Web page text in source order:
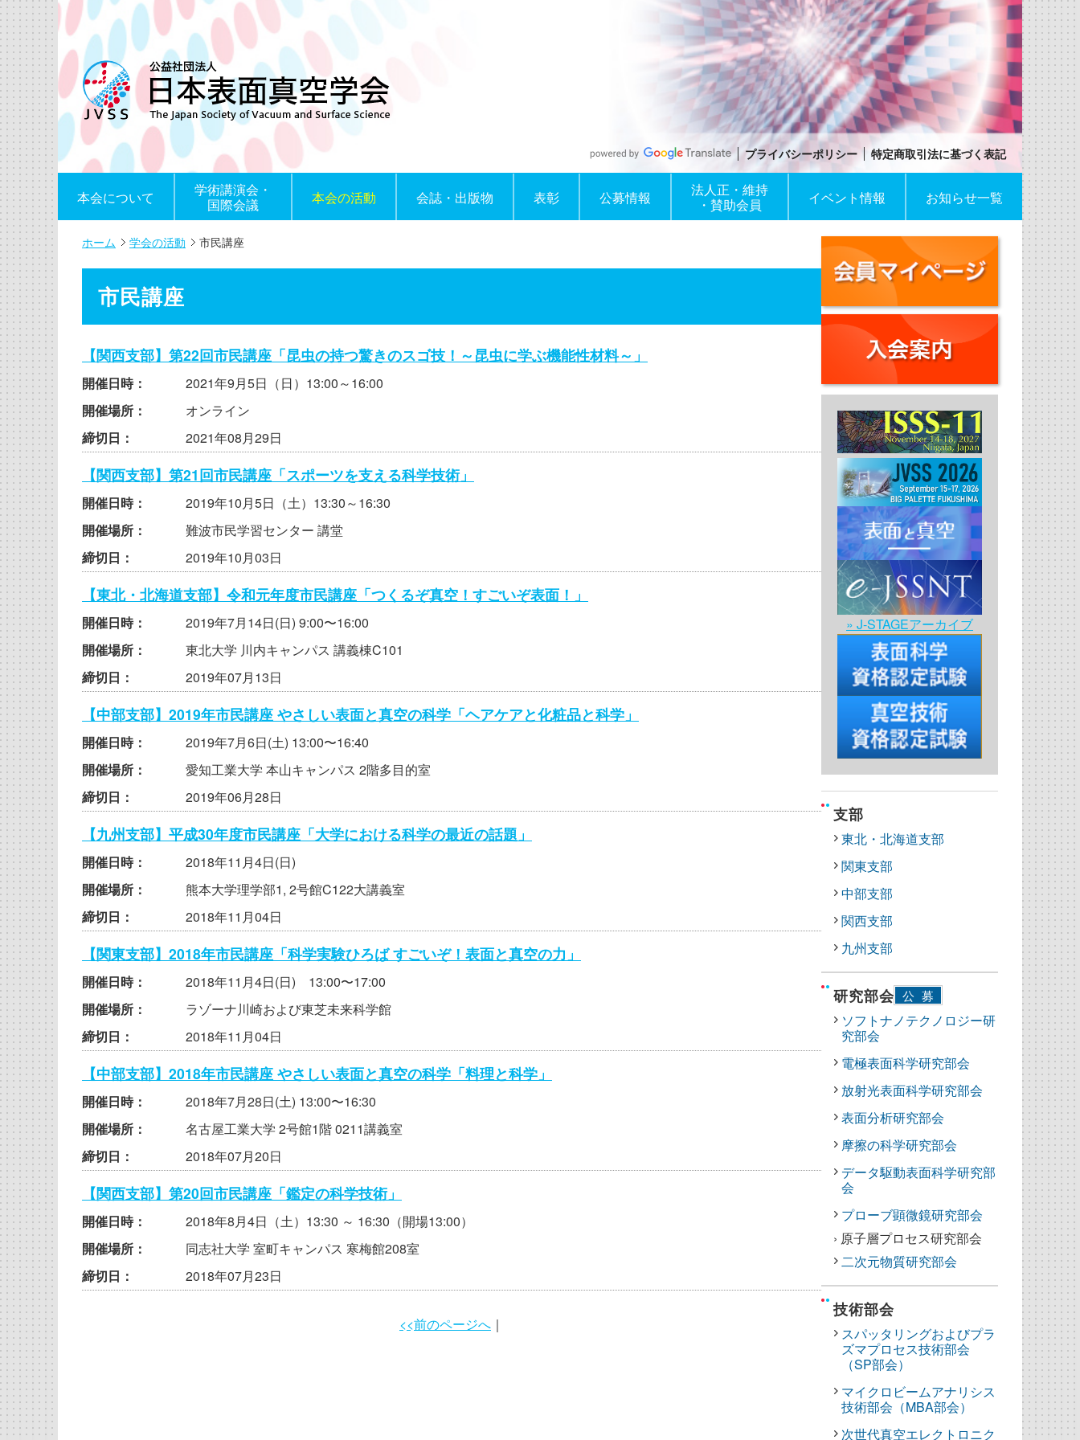
プライバシーポリシー 特定商取引法に基づく表記
本会について
学術講演会・
国際会議
本会の活動 会誌・出版物 表彰 公募情報
法人正・維持
・賛助会員
イベント情報 お知らせ一覧
ホーム 学会の活動 市民講座
市民講座
【関西支部】第22回市民講座「昆虫の持つ驚きのスゴ技！～昆虫に学ぶ機能性材料～」
開催日時：
2021年9月5日（日）13:00～16:00
開催場所：
オンライン
締切日：
2021年08月29日
【関西支部】第21回市民講座「スポーツを支える科学技術」
開催日時：
2019年10月5日（土）13:30～16:30
開催場所：
難波市民学習センター 講堂
締切日：
2019年10月03日
【東北・北海道支部】令和元年度市民講座「つくるぞ真空！すごいぞ表面！」
開催日時：
2019年7月14日(日) 9:00〜16:00
開催場所：
東北大学 川内キャンパス 講義棟C101
締切日：
2019年07月13日
【中部支部】2019年市民講座 やさしい表面と真空の科学「ヘアケアと化粧品と科学」
開催日時：
2019年7月6日(土) 13:00〜16:40
開催場所：
愛知工業大学 本山キャンパス 2階多目的室
締切日：
2019年06月28日
【九州支部】平成30年度市民講座「大学における科学の最近の話題」
開催日時：
2018年11月4日(日)
開催場所：
熊本大学理学部1, 2号館C122大講義室
締切日：
2018年11月04日
【関東支部】2018年市民講座「科学実験ひろば すごいぞ！表面と真空の力」
開催日時：
2018年11月4日(日) 13:00〜17:00
開催場所：
ラゾーナ川崎および東芝未来科学館
締切日：
2018年11月04日
【中部支部】2018年市民講座 やさしい表面と真空の科学「料理と科学」
開催日時：
2018年7月28日(土) 13:00〜16:30
開催場所：
名古屋工業大学 2号館1階 0211講義室
締切日：
2018年07月20日
【関西支部】第20回市民講座「鑑定の科学技術」
開催日時：
2018年8月4日（土）13:30 ～ 16:30（開場13:00）
開催場所：
同志社大学 室町キャンパス 寒梅館208室
締切日：
2018年07月23日
<<前のページへ ｜
» J-STAGEアーカイブ
支部
東北・北海道支部
関東支部
中部支部
関西支部
九州支部
研究部会 公募
ソフトナノテクノロジー研
究部会
電極表面科学研究部会
放射光表面科学研究部会
表面分析研究部会
摩擦の科学研究部会
データ駆動表面科学研究部
会
プローブ顕微鏡研究部会
› 原子層プロセス研究部会
二次元物質研究部会
技術部会
スパッタリングおよびプラ
ズマプロセス技術部会
（SP部会）
マイクロビームアナリシス
技術部会（MBA部会）
次世代真空エレクトロニク